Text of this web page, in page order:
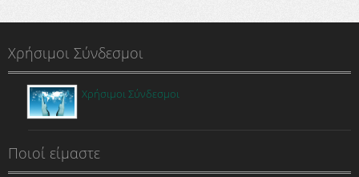
Χρήσιμοι Σύνδεσμοι
Χρήσιμοι Σύνδεσμοι
Ποιοί είμαστε